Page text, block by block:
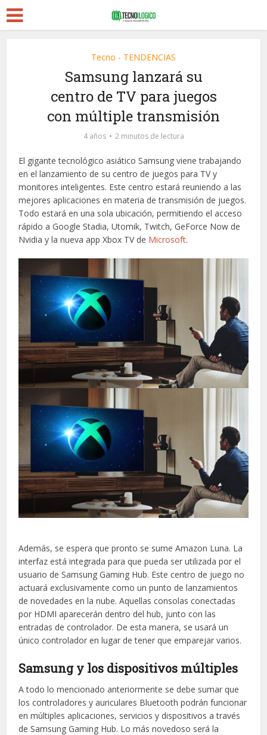
Tecno - TENDENCIAS
Samsung lanzará su
centro de TV para juegos
con múltiple transmisión
4 años 2 minutos de lectura
El gigante tecnológico asiático Samsung viene trabajando
en el lanzamiento de su centro de juegos para TV y
monitores inteligentes. Este centro estará reuniendo a las
mejores aplicaciones en materia de transmisión de juegos.
Todo estará en una sola ubicación, permitiendo el acceso
rápido a Google Stadia, Utomik, Twitch, GeForce Now de
Nvidia y la nueva app Xbox TV de Microsoft.
Además, se espera que pronto se sume Amazon Luna. La
interfaz está integrada para que pueda ser utilizada por el
usuario de Samsung Gaming Hub. Este centro de juego no
actuará exclusivamente como un punto de lanzamientos
de novedades en la nube. Aquellas consolas conectadas
por HDMI aparecerán dentro del hub, junto con las
entradas de controlador. De esta manera, se usará un
único controlador en lugar de tener que emparejar varios.
Samsung y los dispositivos múltiples
A todo lo mencionado anteriormente se debe sumar que
los controladores y auriculares Bluetooth podrán funcionar
en múltiples aplicaciones, servicios y dispositivos a través
de Samsung Gaming Hub. Lo más novedoso será la